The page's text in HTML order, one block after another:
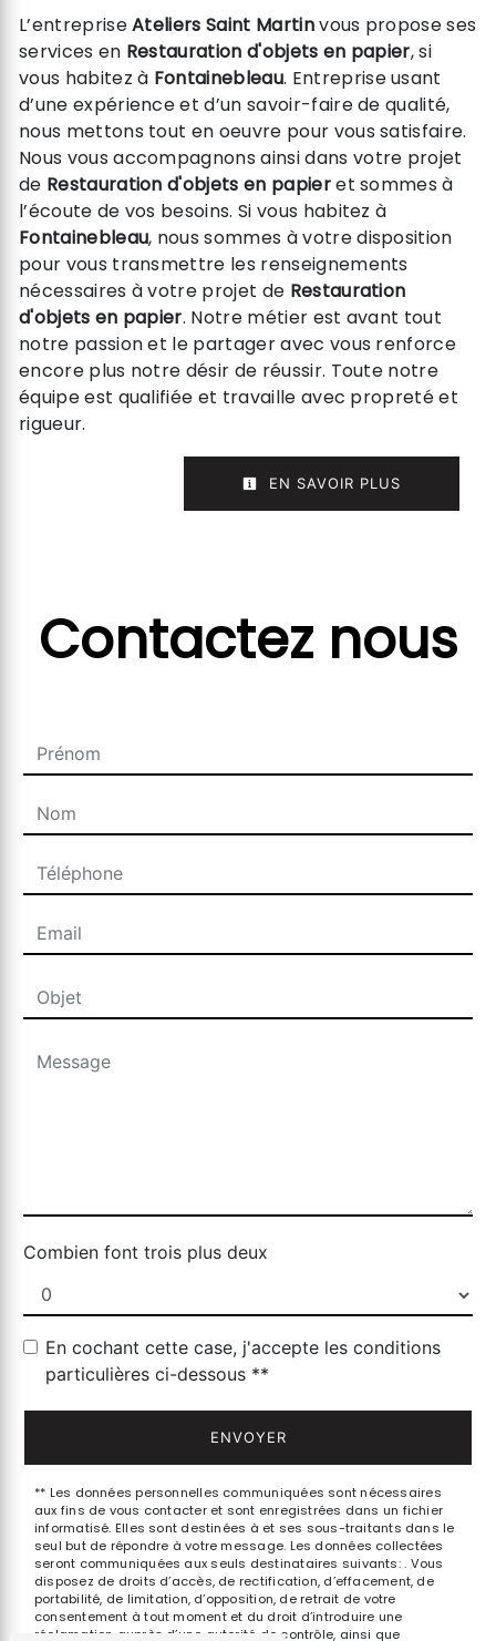
L’entrepriseAteliers Saint Martinvous propose ses
services en Restauration d'objets en papier, si
vous habitez à Fontainebleau. Entreprise usant
d’une expérience et d’un savoir-faire de qualité,
nous mettons tout en oeuvre pour vous satisfaire.
Nous vous accompagnons ainsi dans votre projet
de Restauration d'objets en papieret sommes à
l’écoute de vos besoins. Si vous habitez à
Fontainebleau, nous sommes à votre disposition
pour vous transmettre les renseignements
nécessaires à votre projet de Restauration
d'objets en papier. Notre métier est avant tout
notre passion et le partager avec vous renforce
encore plus notre désir de réussir. Toute notre
équipe est qualifiée et travaille avec propreté et
rigueur.
EN SAVOIR PLUS
Contactez nous
Combien font trois plus deux
En cochant cette case, j'accepte les conditions
particulières ci-dessous **
ENVOYER
** Les données personnelles communiquées sont nécessaires
aux fins de vous contacter et sont enregistrées dans un fichier
informatisé. Elles sont destinées à et ses sous-traitants dans le
seul but de répondre à votre message. Les données collectées
seront communiquées aux seuls destinataires suivants: . Vous
disposez de droits d’accès, de rectification, d’effacement, de
portabilité, de limitation, d’opposition, de retrait de votre
consentement à tout moment et du droit d’introduire une
réclamation auprès d’une autorité de contrôle, ainsi que